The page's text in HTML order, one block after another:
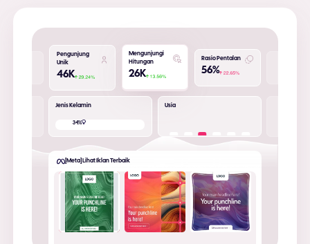
Pengunjung
Unik
46K
Mengunjungi
Hitungan
26K
Rasio Pentalan
56%
Jenis Kelamin
%34%
Usia
[Meta] Lihat Iklan Terbaik
1 2 3